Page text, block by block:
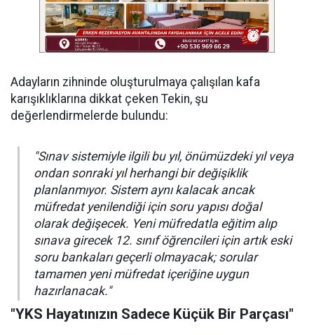
Adayların zihninde oluşturulmaya çalışılan kafa
karışıklıklarına dikkat çeken Tekin, şu
değerlendirmelerde bulundu:
"Sınav sistemiyle ilgili bu yıl, önümüzdeki yıl veya
ondan sonraki yıl herhangi bir değişiklik
planlanmıyor. Sistem aynı kalacak ancak
müfredat yenilendiği için soru yapısı doğal
olarak değişecek. Yeni müfredatla eğitim alıp
sınava girecek 12. sınıf öğrencileri için artık eski
soru bankaları geçerli olmayacak; sorular
tamamen yeni müfredat içeriğine uygun
hazırlanacak."
"YKS Hayatınızın Sadece Küçük Bir Parçası"